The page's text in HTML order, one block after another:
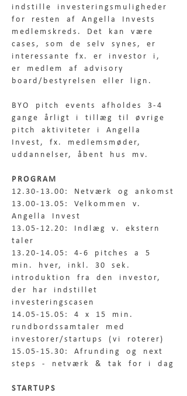
indstille investeringsmuligheder
for resten af Angella Invests
medlemskreds. Det kan være
cases, som de selv synes, er
interessante fx. er investor i,
er medlem af advisory
board/bestyrelsen eller lign.
BYO pitch events afholdes 3-4
gange årligt i tillæg til øvrige
pitch aktiviteter i Angella
Invest, fx. medlemsmøder,
uddannelser, åbent hus mv.
PROGRAM
12.30-13.00: Netværk og ankomst
13.00-13.05: Velkommen v.
Angella Invest
13.05-12.20: Indlæg v. ekstern
taler
13.20-14.05: 4-6 pitches a 5
min. hver, inkl. 30 sek.
introduktion fra den investor,
der har indstillet
investeringscasen
14.05-15.05: 4 x 15 min.
rundbordssamtaler med
investorer/startups (vi roterer)
15.05-15.30: Afrunding og next
steps - netværk & tak for i dag
STARTUPS